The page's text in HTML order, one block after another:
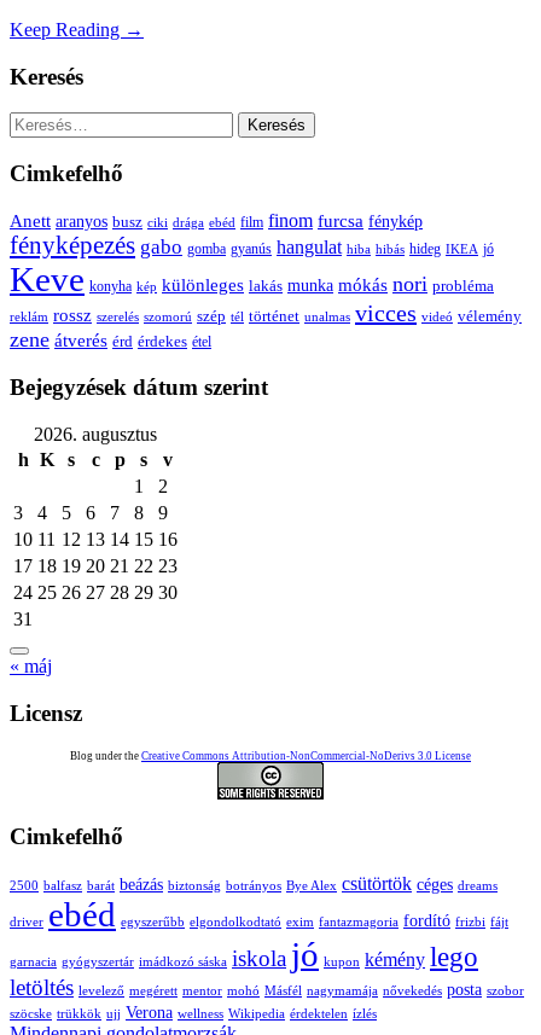
Keep Reading →
Keresés
Keresés:
Cimkefelhő
Anett aranyos busz ciki drága ebéd film finom furcsa fénykép
fényképezés gabo gomba gyanús hangulat hiba hibás hideg IKEA jó
Keve konyha kép különleges lakás munka mókás nori probléma
reklám rossz szerelés szomorú szép tél történet unalmas vicces videó vélemény
zene átverés érd érdekes étel
Bejegyzések dátum szerint
2026. augusztus
h K s c p s
v
1
2
3
4 5 6 7 8
9
10 11 12 13 14 15 16
17 18 19 20 21 22 23
24 25 26 27 28 29 30
31
« máj
Licensz
Blog under the Creative Commons Attribution-NonCommercial-NoDerivs 3.0 License
Cimkefelhő
2500 balfasz barát beázás biztonság botrányos Bye Alex csütörtök céges dreams
driver ebéd egyszerűbb elgondolkodtató exim fantazmagoria fordító frizbi fájt
garnacia gyógyszertár imádkozó sáska iskola jó kupon kémény lego
letöltés levelező megérett mentor mohó Másfél nagymamája nővekedés posta szobor
szöcske trükkök ujj Verona wellness Wikipedia érdektelen ízlés